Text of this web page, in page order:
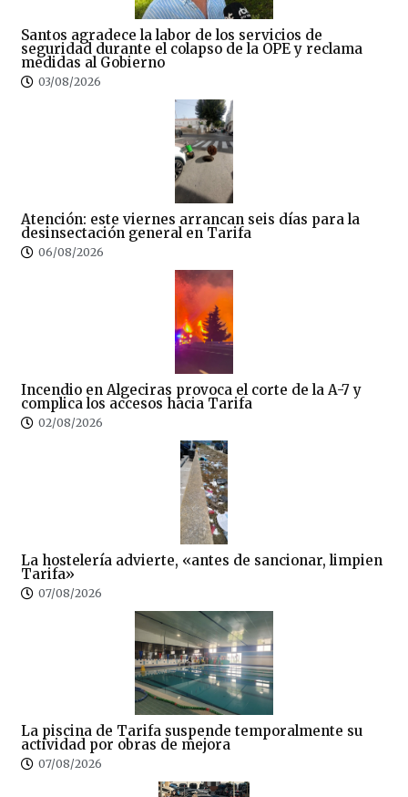
Santos agradece la labor de los servicios de
seguridad durante el colapso de la OPE y reclama
medidas al Gobierno
03/08/2026
Atención: este viernes arrancan seis días para la
desinsectación general en Tarifa
06/08/2026
Incendio en Algeciras provoca el corte de la A-7 y
complica los accesos hacia Tarifa
02/08/2026
La hostelería advierte, «antes de sancionar, limpien
Tarifa»
07/08/2026
La piscina de Tarifa suspende temporalmente su
actividad por obras de mejora
07/08/2026